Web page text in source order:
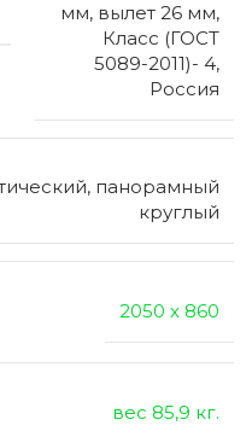
мм, вылет 26 мм,
Класс (ГОСТ
5089-2011)- 4,
Россия
панорамный
круглый
2050 х 860
вес 85,9 кг.